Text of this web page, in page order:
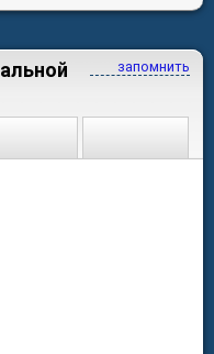
запомнить